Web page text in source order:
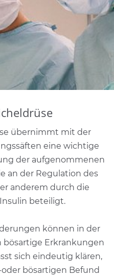
übernimmt mit der
eine wichtige
der aufgenommenen
an der Regulation des
anderem durch die
beteiligt.
können in der
bösartige Erkrankungen
sich eindeutig klären,
bösartigen Befund